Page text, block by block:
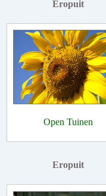
Eropuit
Open Tuinen
Eropuit